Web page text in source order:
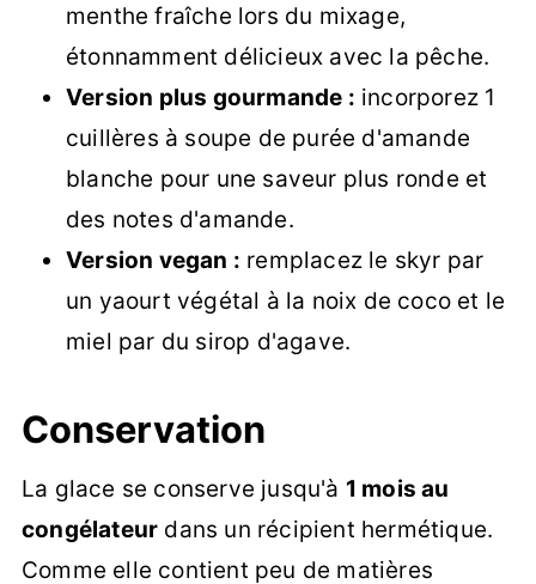
menthe fraîche lors du mixage,
étonnamment délicieux avec la pêche.
Version plus gourmande : incorporez 1
cuillères à soupe de purée d'amande
blanche pour une saveur plus ronde et
des notes d'amande.
Version vegan : remplacez le skyr par
un yaourt végétal à la noix de coco et le
miel par du sirop d'agave.
Conservation
La glace se conserve jusqu'à 1 mois au
congélateur dans un récipient hermétique.
Comme elle contient peu de matières